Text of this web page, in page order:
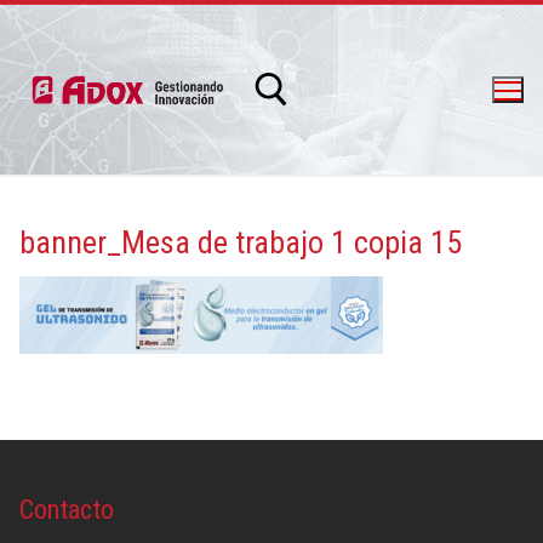
info@adox.com.ar whatsapp: 54 9 11 6230 2470
banner_Mesa de trabajo 1 copia 15
Contacto